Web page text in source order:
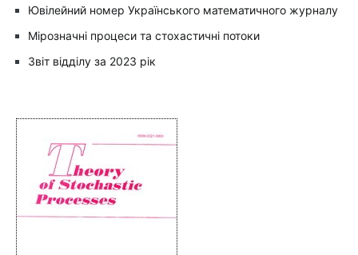
Ювілейний номер Українського математичного журналу
Мірозначні процеси та стохастичні потоки
Звіт відділу за 2023 рік